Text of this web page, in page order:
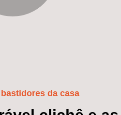
da casa